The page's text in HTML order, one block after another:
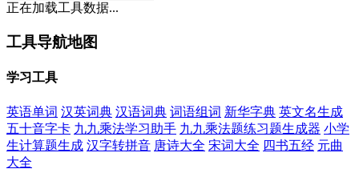
正在加载工具数据...
工具导航地图
学习工具
英语单词 汉英词典 汉语词典 词语组词 新华字典 英文名生成
五十音字卡 九九乘法学习助手 九九乘法题练习题生成器 小学
生计算题生成 汉字转拼音 唐诗大全 宋词大全 四书五经 元曲
大全